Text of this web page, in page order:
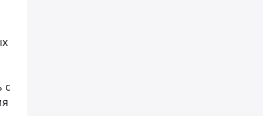
с